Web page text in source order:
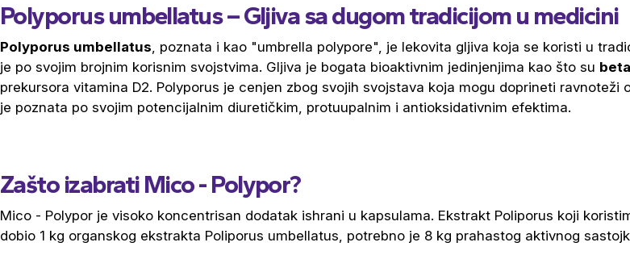
Polyporus umbellatus – Gljiva sa dugom tradicijom u medicini
Polyporus umbellatus, poznata i kao "umbrella polypore", je lekovita gljiva koja se koristi u
je po svojim brojnim korisnim svojstvima. Gljiva je bogata bioaktivnim jedinjenjima kao što su
prekursora vitamina D2. Polyporus je cenjen zbog svojih svojstava koja mogu doprineti
je poznata po svojim potencijalnim diuretičkim, protuupalnim i antioksidativnim efektima.
Zašto izabrati Mico - Polypor?
Mico - Polypor je visoko koncentrisan dodatak ishrani u kapsulama. Ekstrakt Poliporus koji
dobio 1 kg organskog ekstrakta Poliporus umbellatus, potrebno je 8 kg prahastog aktivnog